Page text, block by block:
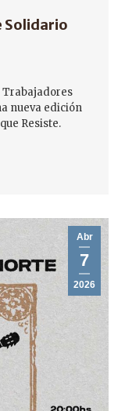
Solidario
Trabajadores
nueva edición
Resiste.
Abr
7
2026